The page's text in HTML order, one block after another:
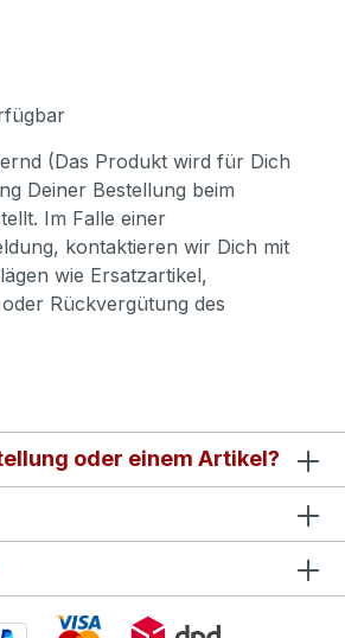
(Das Produkt wird für Dich
Deiner Bestellung beim
Im Falle einer
kontaktieren wir Dich mit
wie Ersatzartikel,
Rückvergütung des
oder einem Artikel?